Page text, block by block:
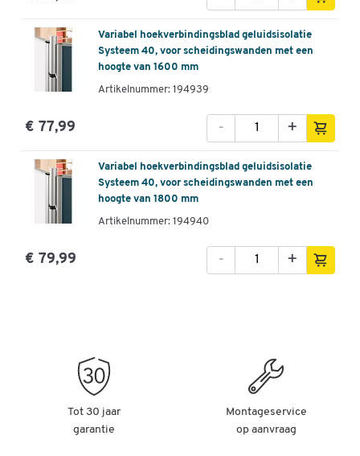
Variabel hoekverbindingsblad geluidsisolatie
Systeem 40, voor scheidingswanden met een
hoogte van 1600 mm
Artikelnummer: 194939
€ 77,99 +
-
Variabel hoekverbindingsblad geluidsisolatie
Systeem 40, voor scheidingswanden met een
hoogte van 1800 mm
Artikelnummer: 194940
€ 79,99 +
-
Tot 30 jaar
garantie
Montageservice
op aanvraag